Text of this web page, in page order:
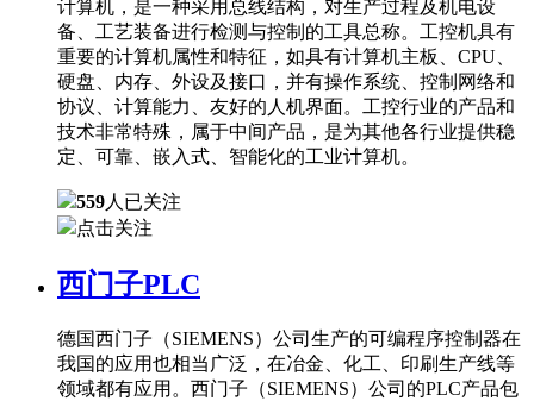
计算机，是一种采用总线结构，对生产过程及机电设
备、工艺装备进行检测与控制的工具总称。工控机具有
重要的计算机属性和特征，如具有计算机主板、CPU、
硬盘、内存、外设及接口，并有操作系统、控制网络和
协议、计算能力、友好的人机界面。工控行业的产品和
技术非常特殊，属于中间产品，是为其他各行业提供稳
定、可靠、嵌入式、智能化的工业计算机。
559人已关注
点击关注
西门子PLC
德国西门子（SIEMENS）公司生产的可编程序控制器在
我国的应用也相当广泛，在冶金、化工、印刷生产线等
领域都有应用。西门子（SIEMENS）公司的PLC产品包